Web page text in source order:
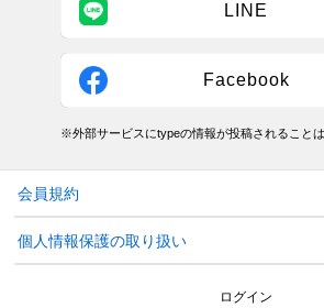
LINE
Facebook
※外部サービスにtypeの情報が投稿されることは
会員規約
個人情報保護の取り扱い
ログイン